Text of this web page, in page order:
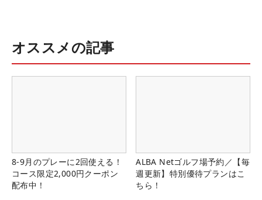
オススメの記事
8-9月のプレーに2回使える！
コース限定2,000円クーポン
配布中！
ALBA Netゴルフ場予約／【毎
週更新】特別優待プランはこ
ちら！